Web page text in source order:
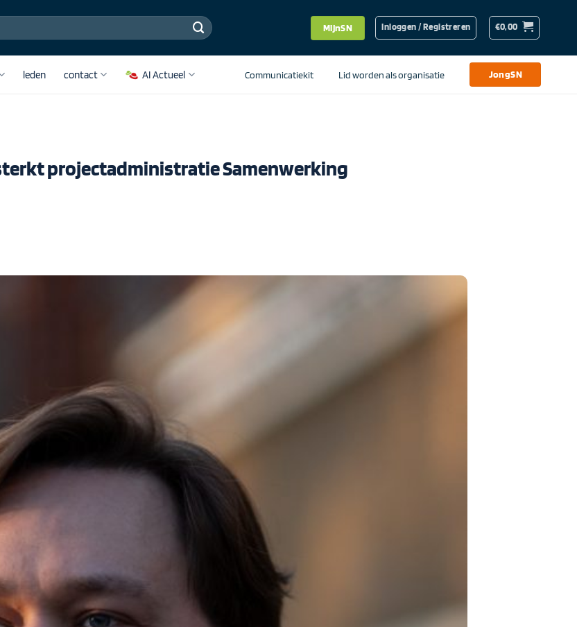
MijnSN Inloggen / Registreren €0,00
leden contact AI Actueel Communicatiekit Lid worden als organisatie JongSN
projectadministratie Samenwerking